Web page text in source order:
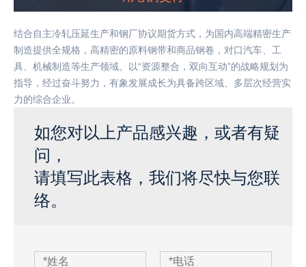
结合自主冷轧压延生产和钢厂协议期货方式，为国内高端精密生产
制造提供全规格，高精密的原料钢带和商品钢卷，对口汽车、工
具、机械制造等生产领域。以“资源整合，双向互动”的战略规划为
指导，经过奋斗努力，有象发展成长为具备跨区域、多层次经营实
力的综合企业。
如您对以上产品感兴趣，或者有疑
问，
请填写此表格，我们将尽快与您联
络。